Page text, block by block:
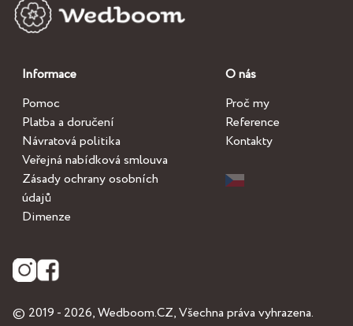
Informace
Pomoc
Platba a doručení
Návratová politika
Veřejná nabídková smlouva
Zásady ochrany osobních
údajů
Dimenze
O nás
Proč my
Reference
Kontakty
© 2019 - 2026,Wedboom.CZ, Všechna práva vyhrazena.